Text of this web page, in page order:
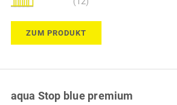
ZUM PRODUKT
aqua Stop blue premium